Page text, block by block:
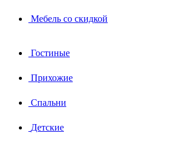
Мебель со скидкой
Гостиные
Прихожие
Спальни
Детские